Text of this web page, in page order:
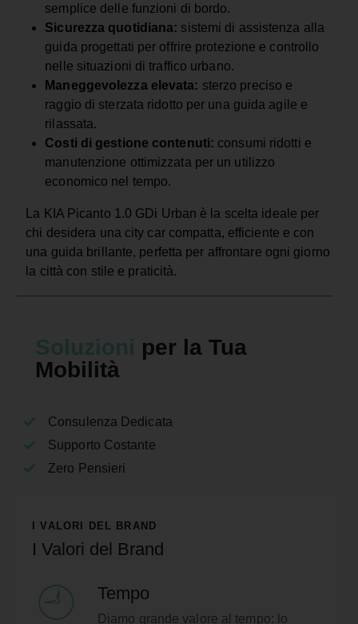
semplice delle funzioni di bordo.
Sicurezza quotidiana: sistemi di assistenza alla
guida progettati per offrire protezione e controllo
nelle situazioni di traffico urbano.
Maneggevolezza elevata: sterzo preciso e
raggio di sterzata ridotto per una guida agile e
rilassata.
Costi di gestione contenuti: consumi ridotti e
manutenzione ottimizzata per un utilizzo
economico nel tempo.
La KIA Picanto 1.0 GDi Urban è la scelta ideale per
chi desidera una city car compatta, efficiente e con
una guida brillante, perfetta per affrontare ogni giorno
la città con stile e praticità.
Soluzioni per la Tua
Mobilità
Consulenza Dedicata
Supporto Costante
Zero Pensieri
I VALORI DEL BRAND
I Valori del Brand
Tempo
Diamo grande valore al tempo: lo